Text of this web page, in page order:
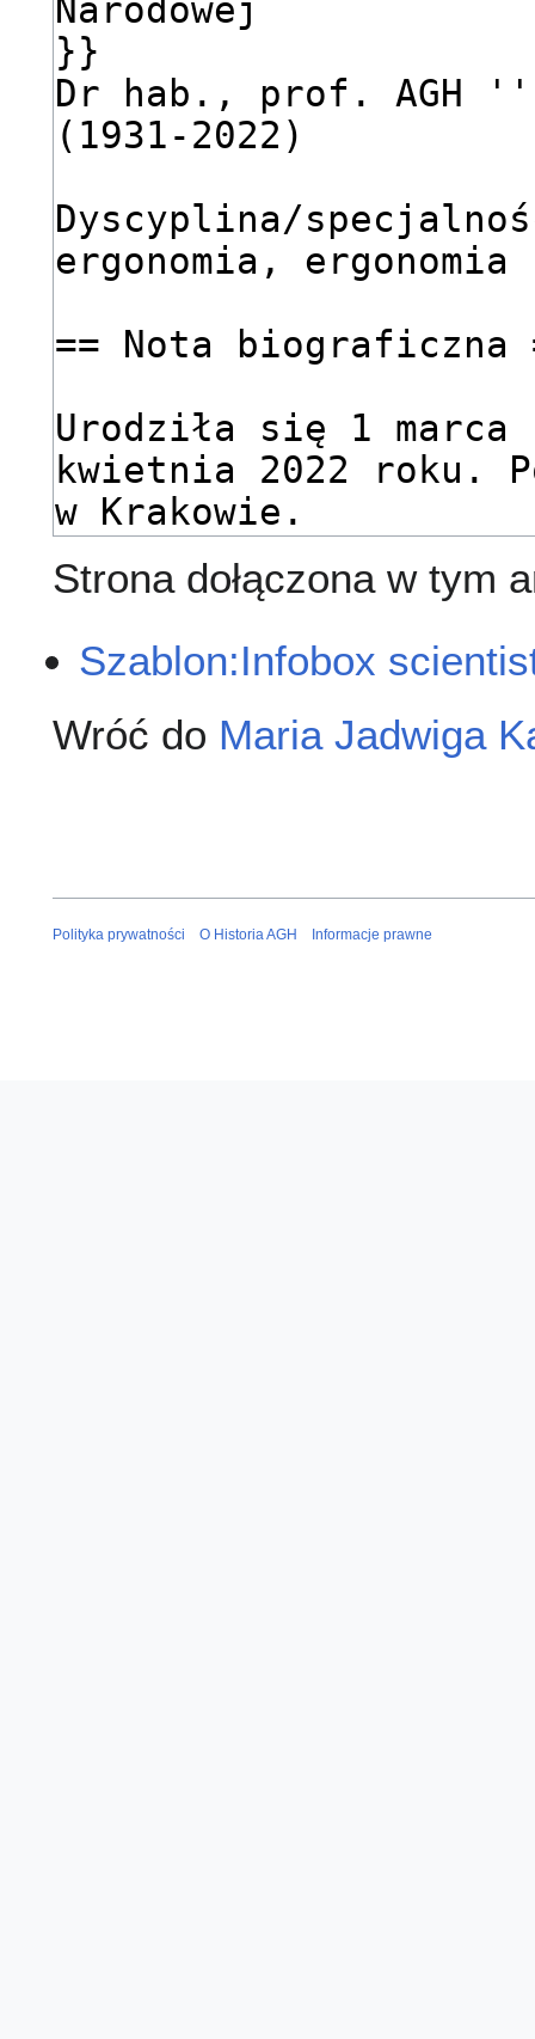
Strona dołączona w tym
Szablon:Infobox
Wróć do Maria Jadwiga
Polityka prywatności O Historia AGH Informacje prawne